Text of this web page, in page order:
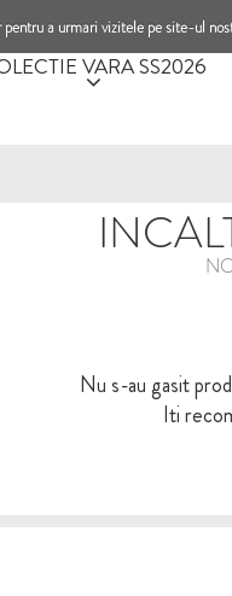
a urmari vizitele pe site-ul
VARA SS2026
Nu s-au gasit
Iti